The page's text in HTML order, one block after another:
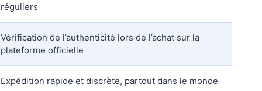
réguliers
Vérification de l’authenticité lors de l’achat sur la
plateforme officielle
Expédition rapide et discrète, partout dans le monde